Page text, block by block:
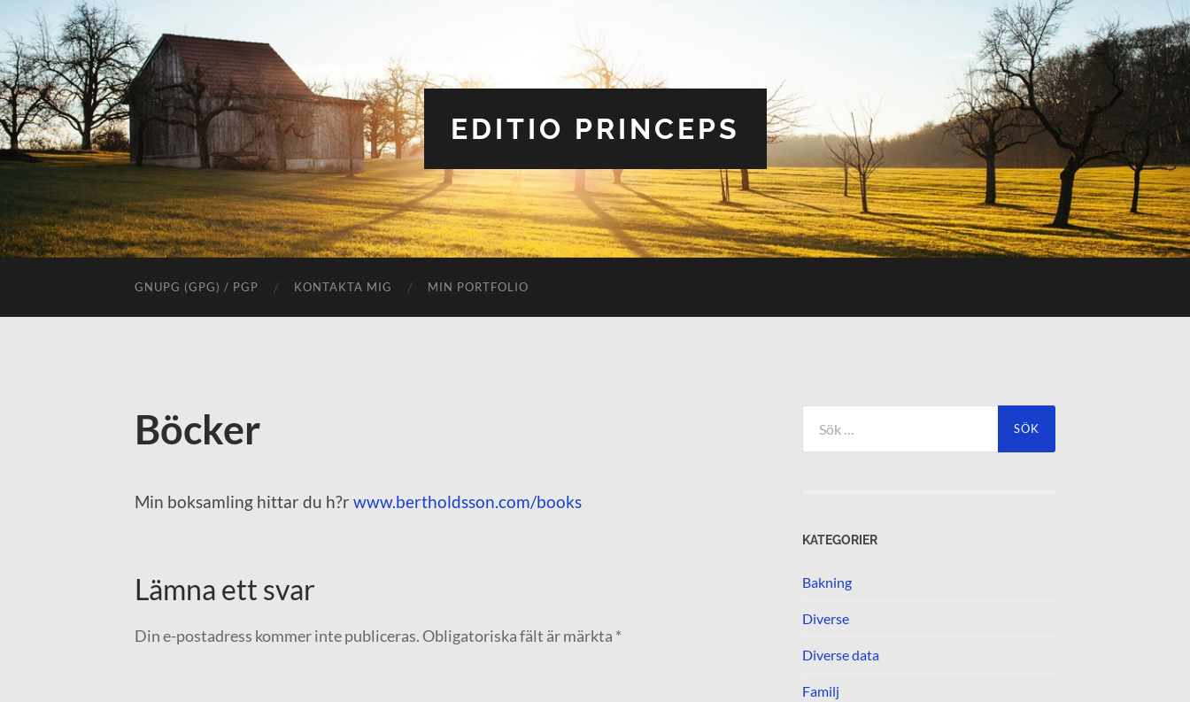
EDITIO PRINCEPS
GNUPG (GPG) / PGP KONTAKTA MIG MIN PORTFOLIO
Böcker
Min boksamling hittar du h?r www.bertholdsson.com/books
Lämna ett svar
Din e-postadress kommer inte publiceras. Obligatoriska fält är märkta *
efter:
KATEGORIER
Bakning
Diverse
Diverse data
Familj